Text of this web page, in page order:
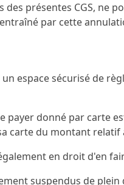
présentes CGS, ne
par cette
espace sécurisé de
donné par carte
carte du montant
en droit d'en
suspendus de